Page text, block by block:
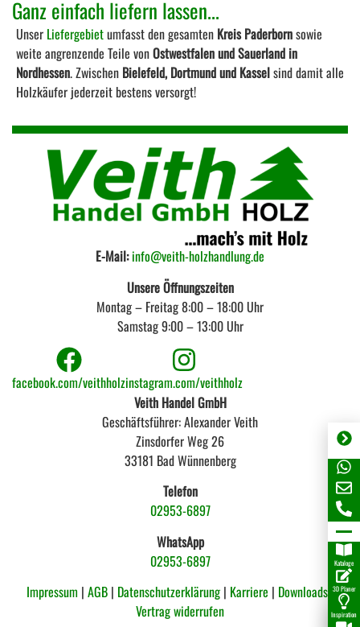
Ganz einfach liefern lassen...
Unser Liefergebietumfasst den gesamten Kreis Paderbornsowie
weite angrenzende Teile vonOstwestfalen und Sauerland in
Nordhessen. Zwischen Bielefeld, Dortmund und Kasselsind damit alle
Holzkäufer jederzeit bestens versorgt!
Veith Handel GmbH
Geschäftsführer: Alexander Veith
Zinsdorfer Weg 26
33181 Bad Wünnenberg
Telefon
02953-6897
WhatsApp
02953-6897
E-Mail:info@veith-holzhandlung.de
Unsere Öffnungszeiten
Montag – Freitag 8:00 – 18:00 Uhr
Samstag 9:00 – 13:00 Uhr
facebook.com/veithholzinstagram.com/veithholz
Impressum | AGB| Datenschutzerklärung | Karriere | Downloads |
Vertrag widerrufen
Kataloge
3D Planer
Inspiration